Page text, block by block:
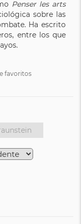
Penser les arts
sobre las
Ha escrito
entre los que
favoritos